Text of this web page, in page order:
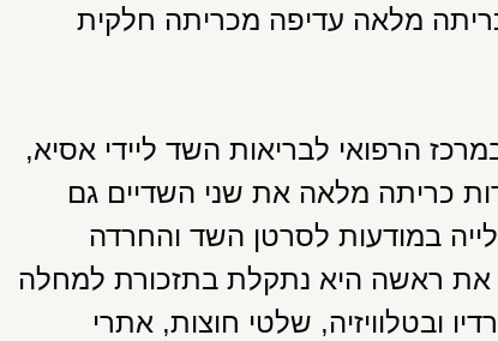
מלאה עדיפה מכריתה חלקית
הרפואי לבריאות השד ליידי אסיא,
כריתה מלאה את שני השדיים גם
במודעות לסרטן השד והחרדה
את ראשה היא נתקלת בתזכורת למחלה
ובטלוויזיה, שלטי חוצות, אתרי